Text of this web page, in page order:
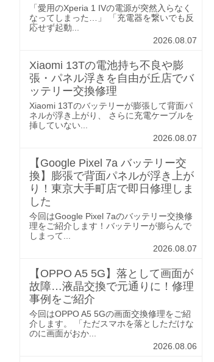
「愛用のXperia 1 IVの電源が突然入らなく
なってしまった…」 「充電器を繋いでも反
応せず起動...
2026.08.07
Xiaomi 13Tの電池持ち不良や膨
張・パネル浮きを自由が丘店でバ
ッテリー交換修理
Xiaomi 13Tのバッテリーが膨張して背面パ
ネルが浮き上がり、 さらに充電ケーブルを
挿していない...
2026.08.07
【Google Pixel 7a バッテリー交
換】膨張で背面パネルが浮き上が
り！東京大手町店で即日修理しま
した
今回はGoogle Pixel 7aのバッテリー交換修
理をご紹介します！バッテリーが膨らんで
しまって...
2026.08.07
【OPPO A5 5G】落として画面が
故障…液晶交換で元通りに！修理
事例をご紹介
今回はOPPO A5 5Gの画面交換修理をご紹
介します。 「ただスマホを落としただけな
のに画面がおか...
2026.08.06